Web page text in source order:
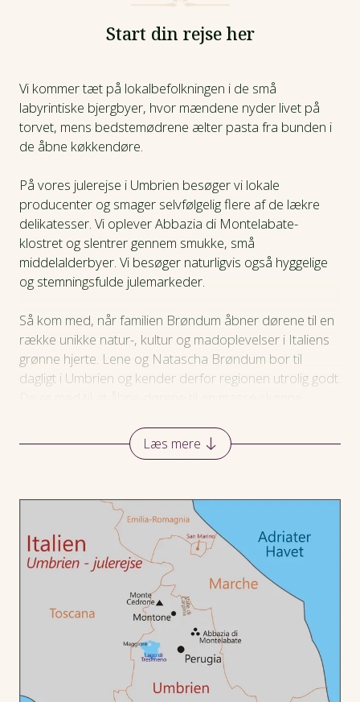
Prisinfo
Dagsprogram
Praktiske oplysninger
Start din rejse her
Vi kommer tæt på lokalbefolkningen i de små
labyrintiske bjergbyer, hvor mændene nyder livet på
torvet, mens bedstemødrene ælter pasta fra bunden i
de åbne køkkendøre.
På vores julerejse i Umbrien besøger vi lokale
producenter og smager selvfølgelig flere af de lækre
delikatesser. Vi oplever Abbazia di Montelabate-
klostret og slentrer gennem smukke, små
middelalderbyer. Vi besøger naturligvis også hyggelige
og stemningsfulde julemarkeder.
Så kom med, når familien Brøndum åbner dørene til en
række unikke natur-, kultur og madoplevelser i Italiens
grønne hjerte. Lene og Natascha Brøndum bor til
dagligt i Umbrien og kender derfor regionen utrolig godt.
regionens mange juletraditioner.
Læs mere